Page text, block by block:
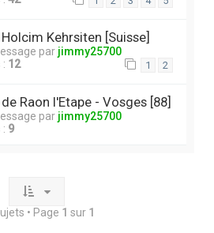
Kehrsiten [Suisse]
par jimmy25700
: 12 1 2
Raon l'Etape - Vosges [88]
par jimmy25700
: 9
• Page 1 sur 1